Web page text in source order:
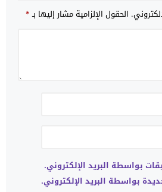
الحقول الإلزامية مشار إليها بـ*
بواسطة البريد الإلكتروني.
بواسطة البريد الإلكتروني.